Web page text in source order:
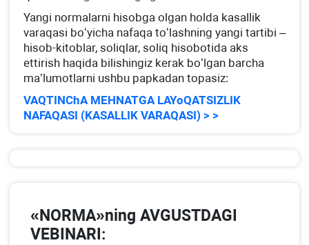
Yangi normalarni hisobga olgan holda kasallik
varaqasi boʻyicha nafaqa toʻlashning yangi tartibi –
hisob-kitoblar, soliqlar, soliq hisobotida aks
ettirish haqida bilishingiz kerak boʻlgan barcha
ma’lumotlarni ushbu papkadan topasiz:
VAQTINChA MEHNATGA LAYoQATSIZLIK
NAFAQASI (KASALLIK VARAQASI) > >
«NORMA»ning AVGUSTDAGI
VEBINARI: